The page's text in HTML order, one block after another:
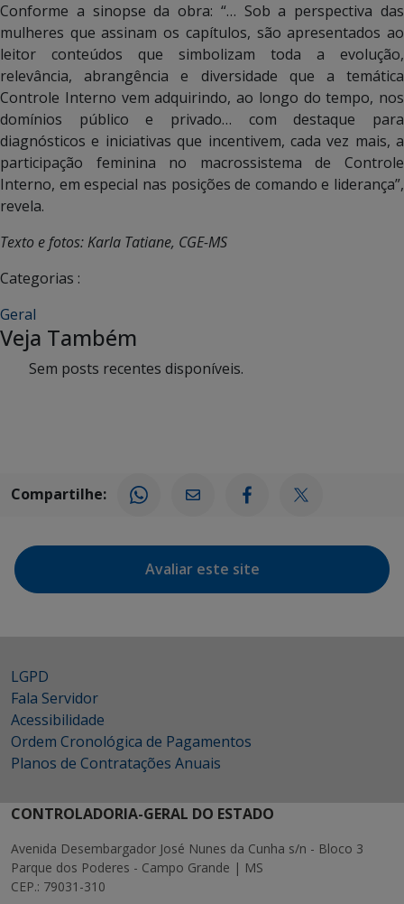
Conforme a sinopse da obra: “… Sob a perspectiva das
mulheres que assinam os capítulos, são apresentados ao
leitor conteúdos que simbolizam toda a evolução,
relevância, abrangência e diversidade que a temática
Controle Interno vem adquirindo, ao longo do tempo, nos
domínios público e privado… com destaque para
diagnósticos e iniciativas que incentivem, cada vez mais, a
participação feminina no macrossistema de Controle
Interno, em especial nas posições de comando e liderança”,
revela.
Texto e fotos: Karla Tatiane, CGE-MS
Categorias :
Geral
Veja Também
Sem posts recentes disponíveis.
Compartilhe:
Avaliar este site
LGPD
Fala Servidor
Acessibilidade
Ordem Cronológica de Pagamentos
Planos de Contratações Anuais
CONTROLADORIA-GERAL DO ESTADO
Avenida Desembargador José Nunes da Cunha s/n - Bloco 3
Parque dos Poderes - Campo Grande | MS
CEP.: 79031-310